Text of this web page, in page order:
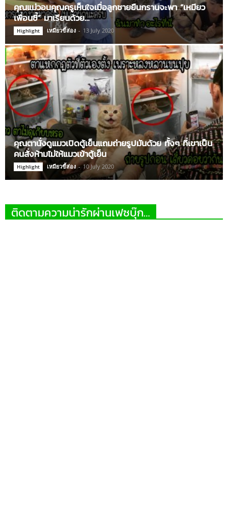
คุณแม่วอนคุณครูเห็นใจเมื่อลูกชายยืนกรานจะพา “เหมียว
เพื่อนซี้” มาเรียนด้วย…
Highlight เหมียวขี้ส่อง - 13 July 2020
คุณตานั่งดูแมวเปิดตู้เย็นแถมถ่ายรูปมันด้วย ทั้งๆ ที่เขาเป็น
คนสั่งห้ามไม่ให้แมวเข้าตู้เย็น
Highlight เหมียวขี้ส่อง - 10 July 2020
ติดตามความน่ารักผ่านเฟซบุ๊ก…